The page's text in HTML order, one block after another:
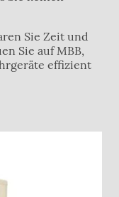
Sie Zeit und
Sie auf MBB,
effizient